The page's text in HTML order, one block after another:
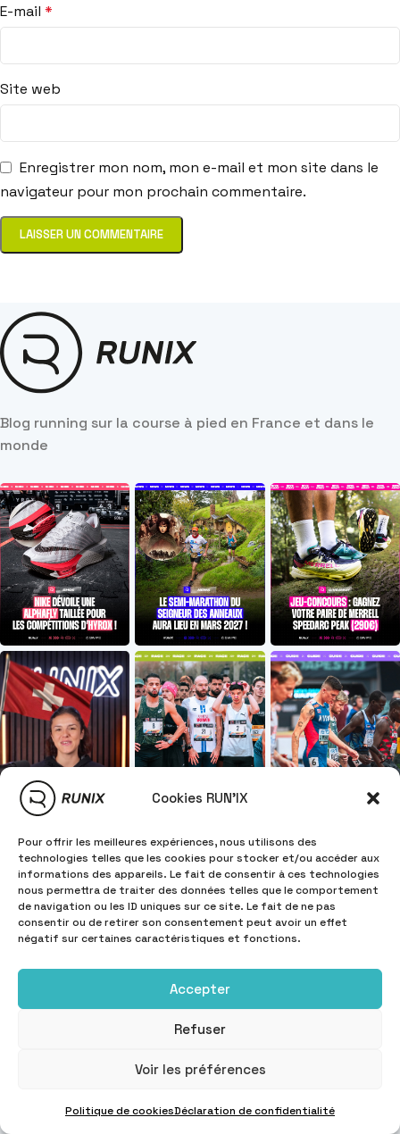
Cookies RUN'IX
Pour offrir les meilleures expériences, nous utilisons des
technologies telles que les cookies pour stocker et/ou accéder aux
informations des appareils. Le fait de consentir à ces technologies
nous permettra de traiter des données telles que le comportement
de navigation ou les ID uniques sur ce site. Le fait de ne pas
consentir ou de retirer son consentement peut avoir un effet
négatif sur certaines caractéristiques et fonctions.
Accepter
Refuser
Voir les préférences
Politique de cookiesDéclaration de confidentialité
E-mail *
Site web
Enregistrer mon nom, mon e-mail et mon site dans le
navigateur pour mon prochain commentaire.
Blog running sur la course à pied en France et dans le
monde